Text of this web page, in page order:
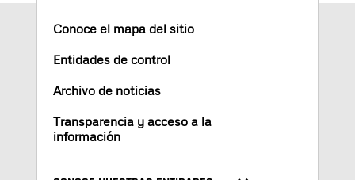
Conoce el mapa del sitio
Entidades de control
Archivo de noticias
Transparencia y acceso a la
información